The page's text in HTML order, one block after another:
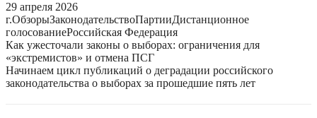
29 апреля 2026
г.ОбзорыЗаконодательствоПартииДистанционное
голосованиеРоссийская Федерация
Как ужесточали законы о выборах: ограничения для
«экстремистов» и отмена ПСГ
Начинаем цикл публикаций о деградации российского
законодательства о выборах за прошедшие пять лет